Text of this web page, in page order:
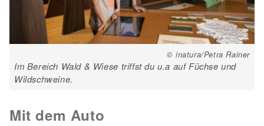
© inatura/Petra Rainer
Im Bereich Wald & Wiese triffst du u.a auf Füchse und
Wildschweine.
Mit dem Auto